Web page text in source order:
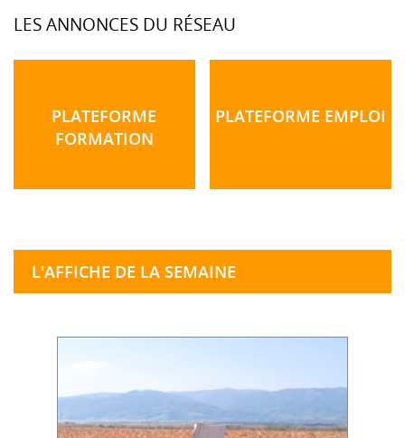
LES ANNONCES DU RÉSEAU
PLATEFORME
FORMATION
PLATEFORME EMPLOI
L'AFFICHE DE LA SEMAINE